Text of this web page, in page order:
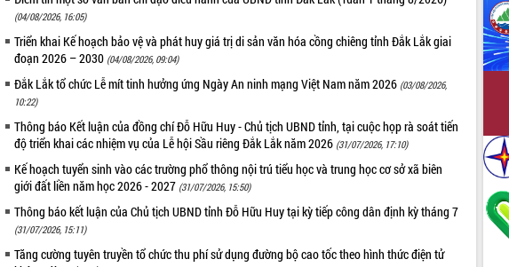
(04/08/2026, 16:05)
Triển khai Kế hoạch bảo vệ và phát huy giá trị di sản văn hóa cồng chiêng tỉnh Đắk Lắk giai
đoạn 2026 – 2030 (04/08/2026, 09:04)
Đắk Lắk tổ chức Lễ mít tinh hưởng ứng Ngày An ninh mạng Việt Nam năm 2026 (03/08/2026,
10:22)
Thông báo Kết luận của đồng chí Đỗ Hữu Huy - Chủ tịch UBND tỉnh, tại cuộc họp rà soát tiến
độ triển khai các nhiệm vụ của Lễ hội Sầu riêng Đắk Lắk năm 2026 (31/07/2026, 17:10)
Kế hoạch tuyển sinh vào các trường phổ thông nội trú tiểu học và trung học cơ sở xã biên
giới đất liền năm học 2026 - 2027 (31/07/2026, 15:50)
Thông báo kết luận của Chủ tịch UBND tỉnh Đỗ Hữu Huy tại kỳ tiếp công dân định kỳ tháng 7
(31/07/2026, 15:11)
Tăng cường tuyên truyền tổ chức thu phí sử dụng đường bộ cao tốc theo hình thức điện tử